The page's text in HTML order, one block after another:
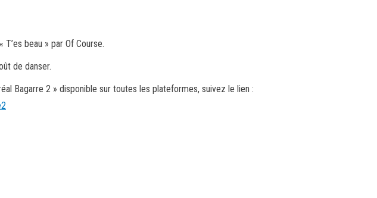
beau » par Of Course.
de danser.
Bagarre 2 » disponible sur toutes les plateformes, suivez le lien :